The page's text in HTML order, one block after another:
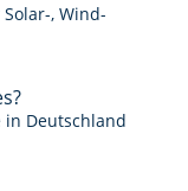
, Wind-
in Deutschland